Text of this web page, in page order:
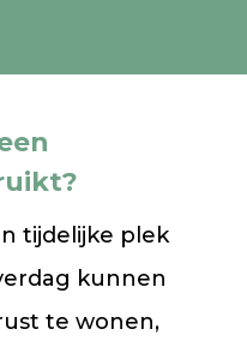
tijdelijke plek
kunnen
te wonen,